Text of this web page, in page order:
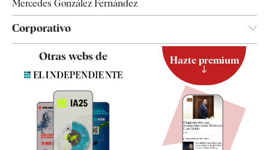
Mercedes González Fernández
Corporativo
Contacto
Quiénes somos
Especificaciones
Otras webs de Hazte premium